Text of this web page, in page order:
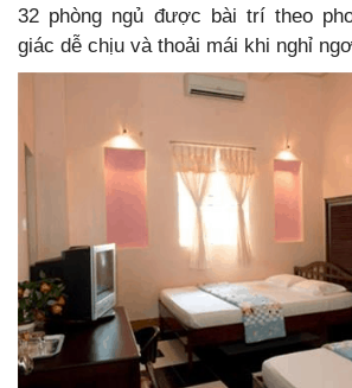
32 phòng ngủ được bài trí theo
giác dễ chịu và thoải mái khi nghỉ